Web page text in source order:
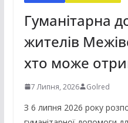
Гуманітарна
жителів
хто може
7 Липня, 2026 Golred
З 6 липня 2026 року